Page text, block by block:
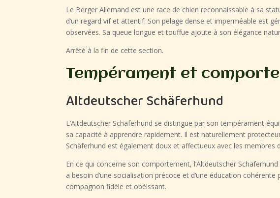
Le Berger Allemand est une race de chien reconnaissable à sa
d’un regard vif et attentif. Son pelage dense et imperméable est
observées. Sa queue longue et touffue ajoute à son élégance
Arrêté à la fin de cette section.
Tempérament et
Altdeutscher Schäferhund
L’Altdeutscher Schäferhund se distingue par son tempérament
sa capacité à apprendre rapidement. Il est naturellement
Schäferhund est également doux et affectueux avec les membres
En ce qui concerne son comportement, l’Altdeutscher
a besoin d’une socialisation précoce et d’une éducation
compagnon fidèle et obéissant.